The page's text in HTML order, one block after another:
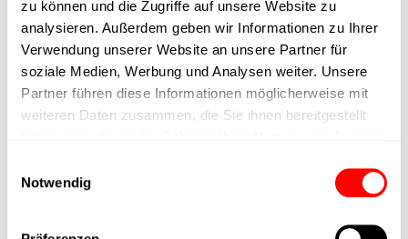
zu können und die Zugriffe auf unsere Website zu
analysieren. Außerdem geben wir Informationen zu Ihrer
Verwendung unserer Website an unsere Partner für
soziale Medien, Werbung und Analysen weiter. Unsere
Partner führen diese Informationen möglicherweise mit
weiteren Daten zusammen, die Sie ihnen bereitgestellt
Notwendig
Ausführung
max. Drehzahl
Positioniergenauigkeit +/- 0.1 mm